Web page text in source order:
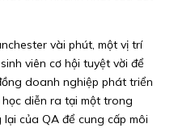
vài phút, một vị trí
viên cơ hội tuyệt vời để
doanh nghiệp phát triển
diễn ra tại một trong
của QA để cung cấp môi